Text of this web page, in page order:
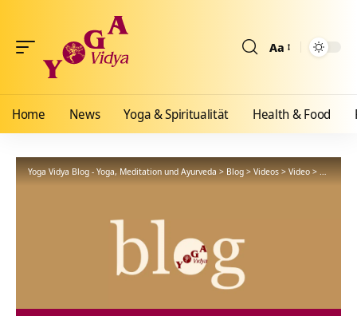
Aa
Home News Yoga & Spiritualität Health & Food
Yoga Vidya Blog - Yoga, Meditation und Ayurveda>Blog>Videos>Video>